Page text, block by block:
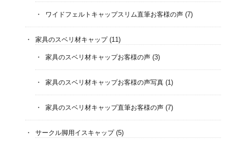
ワイドフェルトキャップスリム直筆お客様の声 (7)
家具のスベリ材キャップ(11)
家具のスベリ材キャップお客様の声 (3)
家具のスベリ材キャップお客様の声写真 (1)
家具のスベリ材キャップ直筆お客様の声 (7)
サークル脚用イスキャップ(5)